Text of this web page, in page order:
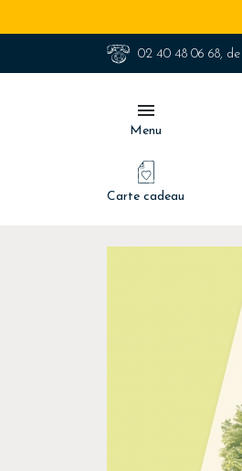
02 40 48 06 68,

Menu
Carte cadeau